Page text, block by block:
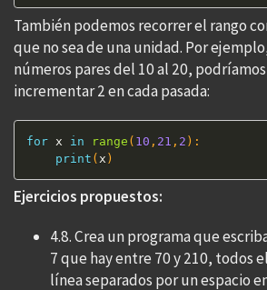
También podemos recorrer el rango
que no sea de una unidad. Por
números pares del 10 al 20,
incrementar 2 en cada pasada:
for x in range ( 10 , 21 , 2 ) :
print ( x )
Ejercicios propuestos:
4.8. Crea un programa que
7 que hay entre 70 y 210, todos
línea separados por un espacio